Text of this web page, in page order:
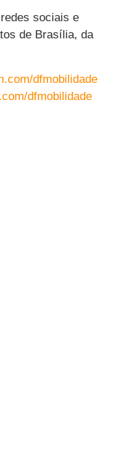
sociais e
de Brasília, da
dfmobilidade
dfmobilidade